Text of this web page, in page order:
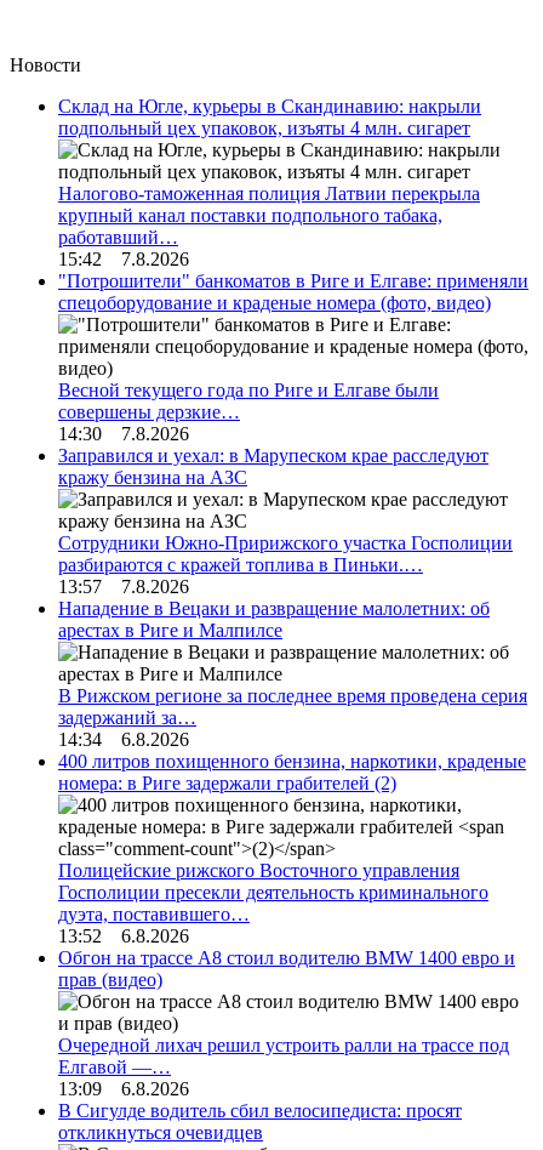
Новости
Склад на Югле, курьеры в Скандинавию: накрыли
подпольный цех упаковок, изъяты 4 млн. сигарет
Налогово-таможенная полиция Латвии перекрыла
крупный канал поставки подпольного табака,
работавший…
15:42 7.8.2026
"Потрошители" банкоматов в Риге и Елгаве: применяли
спецоборудование и краденые номера (фото, видео)
Весной текущего года по Риге и Елгаве были
совершены дерзкие…
14:30 7.8.2026
Заправился и уехал: в Марупеском крае расследуют
кражу бензина на АЗС
Сотрудники Южно-Пририжского участка Госполиции
разбираются с кражей топлива в Пиньки.…
13:57 7.8.2026
Нападение в Вецаки и развращение малолетних: об
арестах в Риге и Малпилсе
В Рижском регионе за последнее время проведена серия
задержаний за…
14:34 6.8.2026
400 литров похищенного бензина, наркотики, краденые
номера: в Риге задержали грабителей (2)
Полицейские рижского Восточного управления
Госполиции пресекли деятельность криминального
дуэта, поставившего…
13:52 6.8.2026
Обгон на трассе А8 стоил водителю BMW 1400 евро и
прав (видео)
Очередной лихач решил устроить ралли на трассе под
Елгавой —…
13:09 6.8.2026
В Сигулде водитель сбил велосипедиста: просят
откликнуться очевидцев